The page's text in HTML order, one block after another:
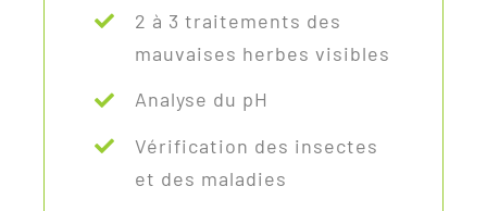
2 à 3 traitements des
mauvaises herbes visibles
Analyse du pH
Vérification des insectes
et des maladies